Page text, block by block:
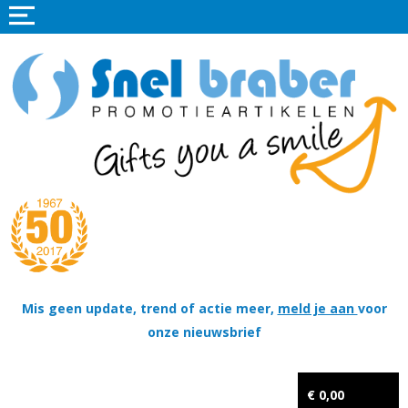
Mis geen update, trend of actie meer, meld je aan voor
onze nieuwsbrief
€ 0,00
Home
Promotieartikelen
Tassen
Thema's